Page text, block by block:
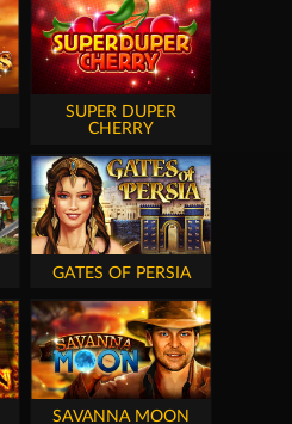
SUPER DUPER
CHERRY
GATES OF PERSIA
SAVANNA MOON